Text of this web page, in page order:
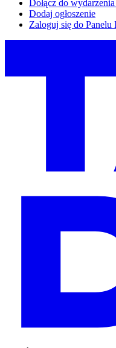
Dołącz do
Dodaj ogłoszenie
Zaloguj się do Panelu